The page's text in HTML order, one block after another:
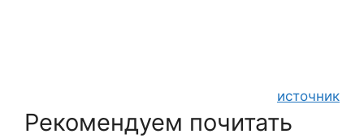
источник
Рекомендуем почитать